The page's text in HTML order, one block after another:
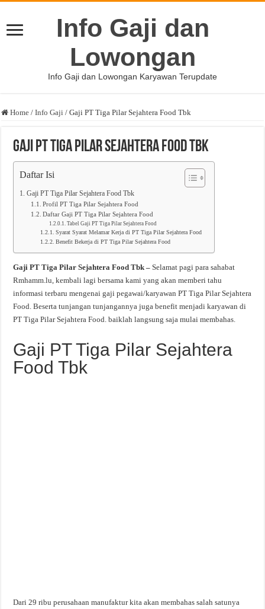
Info Gaji dan
Lowongan
Info Gaji dan Lowongan Karyawan Terupdate
Home / Info Gaji / Gaji PT Tiga Pilar Sejahtera Food Tbk
Gaji PT Tiga Pilar Sejahtera Food Tbk
Daftar Isi
Gaji PT Tiga Pilar Sejahtera Food Tbk
Profil PT Tiga Pilar Sejahtera Food
Daftar Gaji PT Tiga Pilar Sejahtera Food
Tabel Gaji PT Tiga Pilar Sejahtera Food
Syarat Syarat Melamar Kerja di PT Tiga Pilar Sejahtera Food
Benefit Bekerja di PT Tiga Pilar Sejahtera Food
Gaji PT Tiga Pilar Sejahtera Food Tbk –Selamat pagi para sahabat
Rmhamm.lu, kembali lagi bersama kami yang akan memberi tahu
informasi terbaru mengenai gaji pegawai/karyawan PT Tiga Pilar Sejahtera
Food. Beserta tunjangan tunjangannya juga benefit menjadi karyawan di
PT Tiga Pilar Sejahtera Food. baiklah langsung saja mulai membahas.
Gaji PT Tiga Pilar Sejahtera
Food Tbk
Dari 29 ribu perusahaan manufaktur kita akan membahas salah satunya